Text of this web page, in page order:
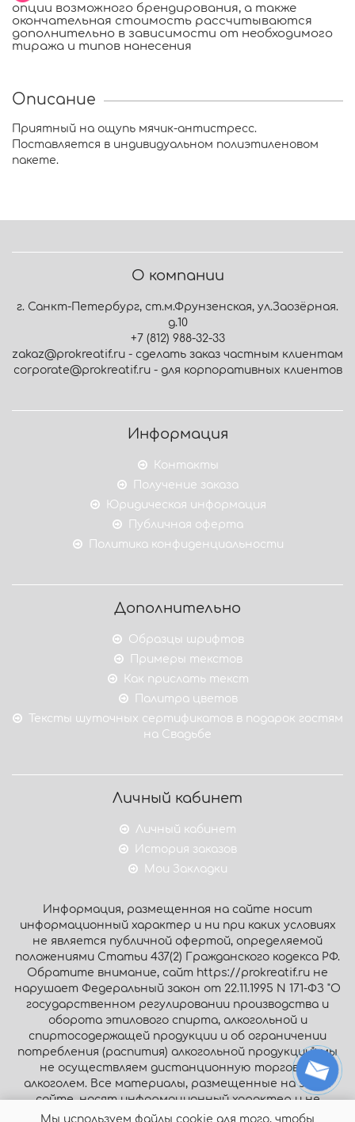
опции возможного брендирования, а также
окончательная стоимость рассчитываются
дополнительно в зависимости от необходимого
тиража и типов нанесения
Описание
Приятный на ощупь мячик-антистресс.
Поставляется в индивидуальном полиэтиленовом
пакете.
О компании
г. Санкт-Петербург, ст.м.Фрунзенская, ул.Заозёрная.
д.10
+7 (812) 988-32-33
zakaz@prokreatif.ru - сделать заказ частным клиентам
corporate@prokreatif.ru - для корпоративных клиентов
Информация
Контакты
Получение заказа
Юридическая информация
Публичная оферта
Политика конфиденциальности
Дополнительно
Образцы шрифтов
Примеры текстов
Как прислать текст
Палитра цветов
Тексты шуточных сертификатов в подарок гостям
на Свадьбе
Личный кабинет
Личный кабинет
История заказов
Мои Закладки
Информация, размещенная на сайте носит
информационный характер и ни при каких условиях
не является публичной офертой, определяемой
положениями Статьи 437(2) Гражданского кодекса РФ.
Обратите внимание, сайт https://prokreatif.ru не
нарушает Федеральный закон от 22.11.1995 N 171-ФЗ "О
государственном регулировании производства и
оборота этилового спирта, алкогольной и
спиртосодержащей продукции и об ограничении
потребления (распития) алкогольной продукции": мы
не осуществляем дистанционную торговлю
алкоголем. Все материалы, размещенные на этом
сайте, носят информационный характер и не
являются публичной офертой.
Мы используем файлы cookie для того, чтобы